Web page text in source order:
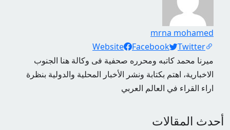
mrna mohamed
Social Links
Website Facebook
Twitter
ميرنا محمد كاتبه ومحرره صحفية فى وكالة هنا الجنوب
الاخبارية، اهتم بكتابة ونشر الأخبار المحلية والدولية بنظرة
اراء القراء في العالم العربي
أحدث المقالات